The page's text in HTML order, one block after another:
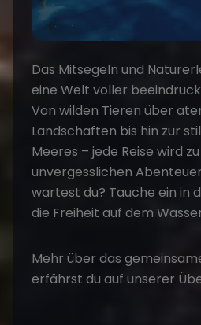
Das Mitsegeln und
eine Welt voller
Von wilden Tieren über
Landschaften bis hin zur
Meeres – jede Reise wird
unvergesslichen
wartest du? Tauche ein in
die Freiheit auf dem
Mehr über das
erfährst du auf unserer